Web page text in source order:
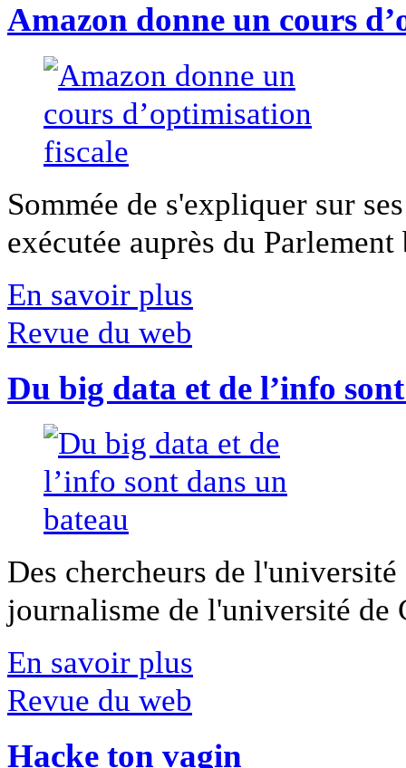
Amazon donne un cours
Sommée de s'expliquer sur
exécutée auprès du
En savoir plus
Revue du web
Du big data et de l’info
Des chercheurs de
journalisme de l'université
En savoir plus
Revue du web
Hacke ton vagin